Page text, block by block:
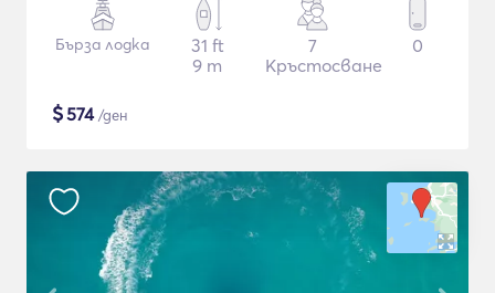
Бърза лодка
31 ft
9 m
7
Кръстосване
0
$574/ден